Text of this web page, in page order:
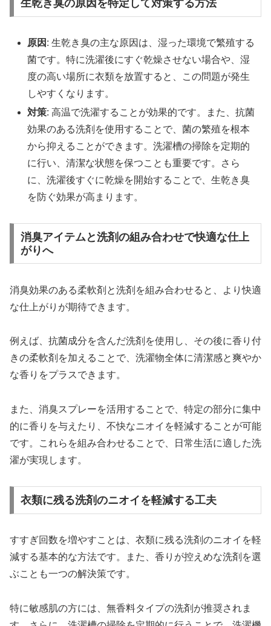
生乾き臭の原因を特定して対策する方法
原因 : 生乾き臭の主な原因は、湿った環境で繁殖する
菌です。特に洗濯後にすぐ乾燥させない場合や、湿
度の高い場所に衣類を放置すると、この問題が発生
しやすくなります。
対策: 高温で洗濯することが効果的です。また、抗菌
効果のある洗剤を使用することで、菌の繁殖を根本
から抑えることができます。洗濯槽の掃除を定期的
に行い、清潔な状態を保つことも重要です。さら
に、洗濯後すぐに乾燥を開始することで、生乾き臭
を防ぐ効果が高まります。
消臭アイテムと洗剤の組み合わせで快適な仕上
がりへ
消臭効果のある柔軟剤と洗剤を組み合わせると、より快適
な仕上がりが期待できます。
例えば、抗菌成分を含んだ洗剤を使用し、その後に香り付
きの柔軟剤を加えることで、洗濯物全体に清潔感と爽やか
な香りをプラスできます。
また、消臭スプレーを活用することで、特定の部分に集中
的に香りを与えたり、不快なニオイを軽減することが可能
です。これらを組み合わせることで、日常生活に適した洗
濯が実現します。
衣類に残る洗剤のニオイを軽減する工夫
すすぎ回数を増やすことは、衣類に残る洗剤のニオイを軽
減する基本的な方法です。また、香りが控えめな洗剤を選
ぶことも一つの解決策です。
特に敏感肌の方には、無香料タイプの洗剤が推奨されま